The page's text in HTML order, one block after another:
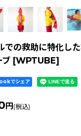
での救助に特化し
ブ [WPTUBE]
でシェア
円 (税込)